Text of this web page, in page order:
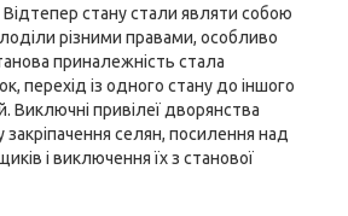
Відтепер стану стали являти собою
різними правами, особливо
приналежність стала
перехід із одного стану до іншого
Виключні привілеї дворянства
селян, посилення над
і виключення їх з станової